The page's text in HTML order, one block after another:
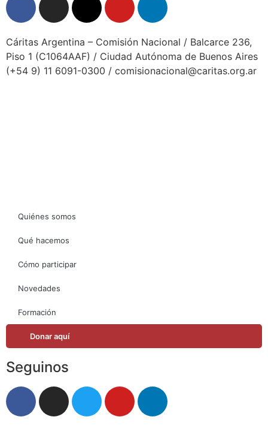
Cáritas Argentina – Comisión Nacional / Balcarce 236,
Piso 1 (C1064AAF) / Ciudad Autónoma de Buenos Aires
(+54 9) 11 6091-0300 / comisionacional@caritas.org.ar
Quiénes somos
Qué hacemos
Cómo participar
Novedades
Formación
Donar aquí
Seguinos